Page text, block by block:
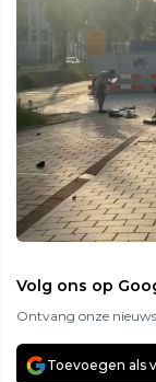
Volg ons op
Ontvang onze
Toevoegen als